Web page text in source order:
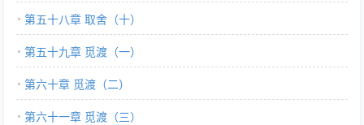
第五十八章 取舍（十）
第五十九章 觅渡（一）
第六十章 觅渡（二）
第六十一章 觅渡（三）